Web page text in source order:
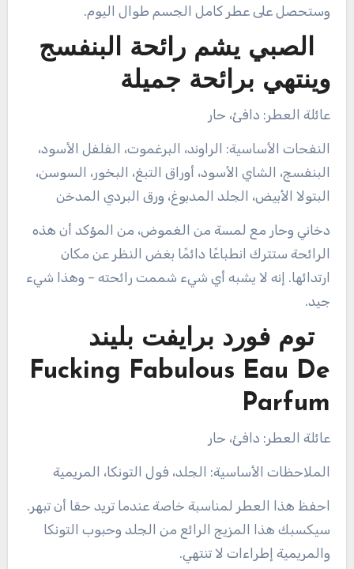
وستحصل على عطر كامل الجسم طوال اليوم.
الصبي يشم رائحة البنفسج
وينتهي برائحة جميلة
عائلة العطر: دافئ، حار
النفحات الأساسية: الراوند، البرغموت، الفلفل الأسود،
البنفسج، الشاي الأسود، أوراق التبغ، البخور، السوسن،
البتولا الأبيض، الجلد المدبوغ، ورق البردي المدخن
دخاني وحار مع لمسة من الغموض، من المؤكد أن هذه
الرائحة ستترك انطباعًا دائمًا بغض النظر عن مكان
ارتدائها. إنه لا يشبه أي شيء شممت رائحته – وهذا شيء
جيد.
توم فورد برايفت بليند
Fucking Fabulous Eau De
Parfum
عائلة العطر: دافئ، حار
الملاحظات الأساسية: الجلد، فول التونكا، المريمية
احفظ هذا العطر لمناسبة خاصة عندما تريد حقا أن تبهر.
سيكسبك هذا المزيج الرائع من الجلد وحبوب التونكا
والمريمية إطراءات لا تنتهي.